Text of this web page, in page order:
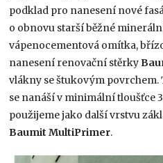
podklad pro nanesení nové
o obnovu starší běžné
vápenocementová omítka,
nanesení renovační stěrky
vlákny se štukovým povrchem.
se nanáší v minimální tloušťce
použijeme jako další vrstvu
Baumit MultiPrimer.